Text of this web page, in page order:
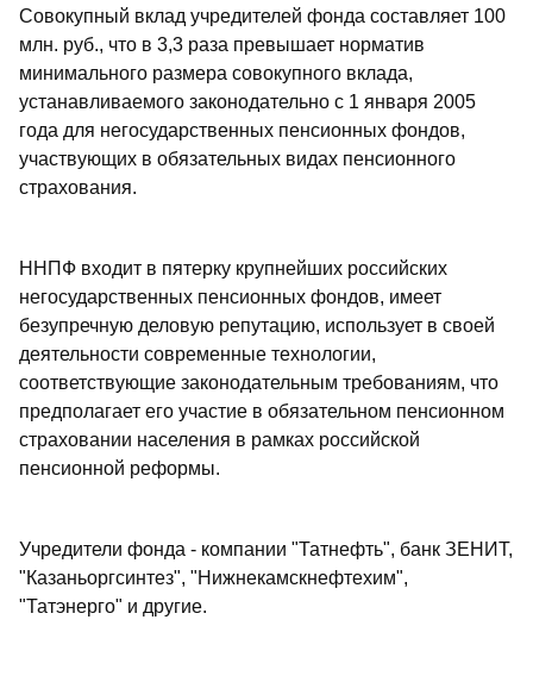
Совокупный вклад учредителей фонда составляет 100
млн. руб., что в 3,3 раза превышает норматив
минимального размера совокупного вклада,
устанавливаемого законодательно с 1 января 2005
года для негосударственных пенсионных фондов,
участвующих в обязательных видах пенсионного
страхования.
ННПФ входит в пятерку крупнейших российских
негосударственных пенсионных фондов, имеет
безупречную деловую репутацию, использует в своей
деятельности современные технологии,
соответствующие законодательным требованиям, что
предполагает его участие в обязательном пенсионном
страховании населения в рамках российской
пенсионной реформы.
Учредители фонда - компании "Татнефть", банк ЗЕНИТ,
"Казаньоргсинтез", "Нижнекамскнефтехим",
"Татэнерго" и другие.